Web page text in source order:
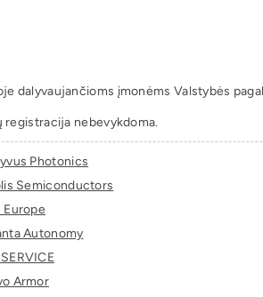
dalyvaujančioms įmonėms Valstybės
registracija nebevykdoma.
Photonics
Semiconductors
Europe
Autonomy
Armor